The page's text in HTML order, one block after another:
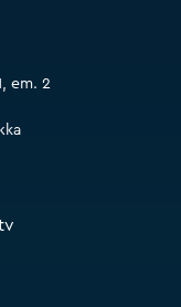
ет. 2